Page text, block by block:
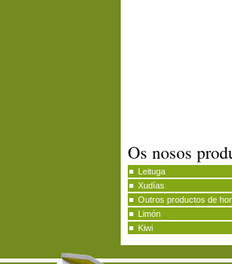
Os nosos
Leituga
Xudías
Outros productos de
Limón
Kiwi